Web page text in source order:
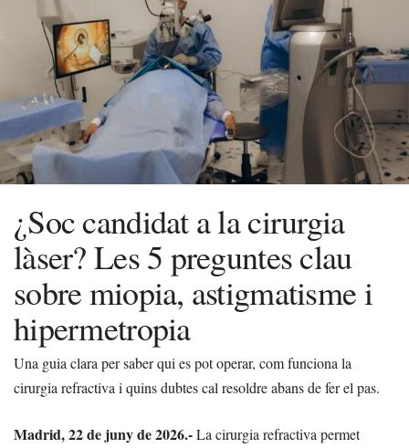
¿Soc candidat a la cirurgia
làser? Les 5 preguntes clau
sobre miopia, astigmatisme i
hipermetropia
Una guia clara per saber qui es pot operar, com funciona la
cirurgia refractiva i quins dubtes cal resoldre abans de fer el pas.
Madrid, 22 de juny de 2026.-La cirurgia refractiva permet